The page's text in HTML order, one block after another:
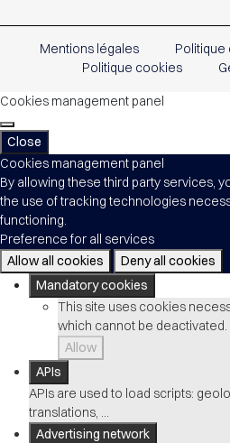
Mentions légales
Politique
Politique cookies
Cookies management panel
Close
Cookies management panel
By allowing these third party services,
the use of tracking technologies
functioning.
Preference for all services
Allow all cookies
Deny all cookies
Mandatory cookies
This site uses cookies
which cannot be deactivated.
Allow
APIs
APIs are used to load scripts:
translations, ...
Advertising network